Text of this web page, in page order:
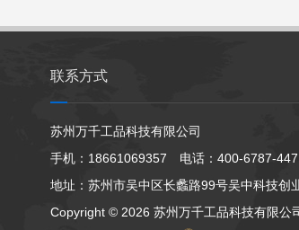
联系方式
苏州万千工品科技有限公司
手机：18661069357 电话：400-6787-447
地址：苏州市吴中区长蠡路99号吴中科技创
Copyright © 2026 苏州万千工品科技有限公